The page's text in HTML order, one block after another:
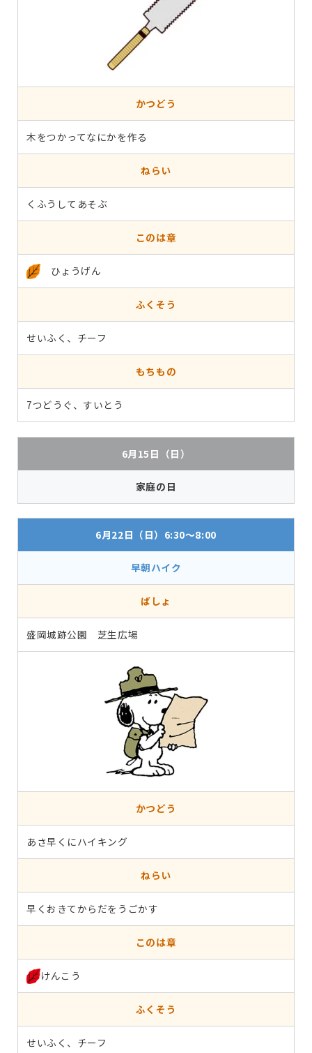
かつどう
木をつかってなにかを作る
ねらい
くふうしてあそぶ
このは章
ひょうげん
ふくそう
せいふく、チーフ
もちもの
7つどうぐ、すいとう
6月15日（日）
家庭の日
6月22日（日）6:30～8:00
早朝ハイク
ばしょ
盛岡城跡公園 芝生広場
かつどう
あさ早くにハイキング
ねらい
早くおきてからだをうごかす
このは章
けんこう
ふくそう
せいふく、チーフ